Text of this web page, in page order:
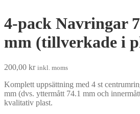
4-pack Navringar
mm (tillverkade i
200,00 kr inkl. moms
Komplett uppsättning med 4 st
mm (dvs. yttermått 74.1 mm och
kvalitativ plast.